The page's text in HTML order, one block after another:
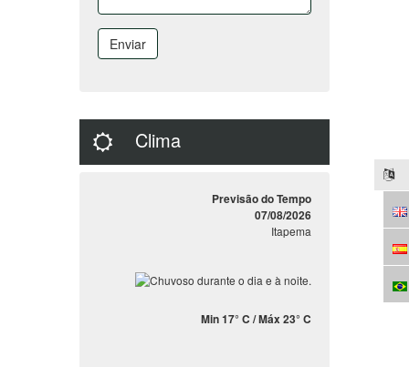
Enviar
Clima
Previsão do Tempo
07/08/2026
Itapema
Min 17° C / Máx 23° C